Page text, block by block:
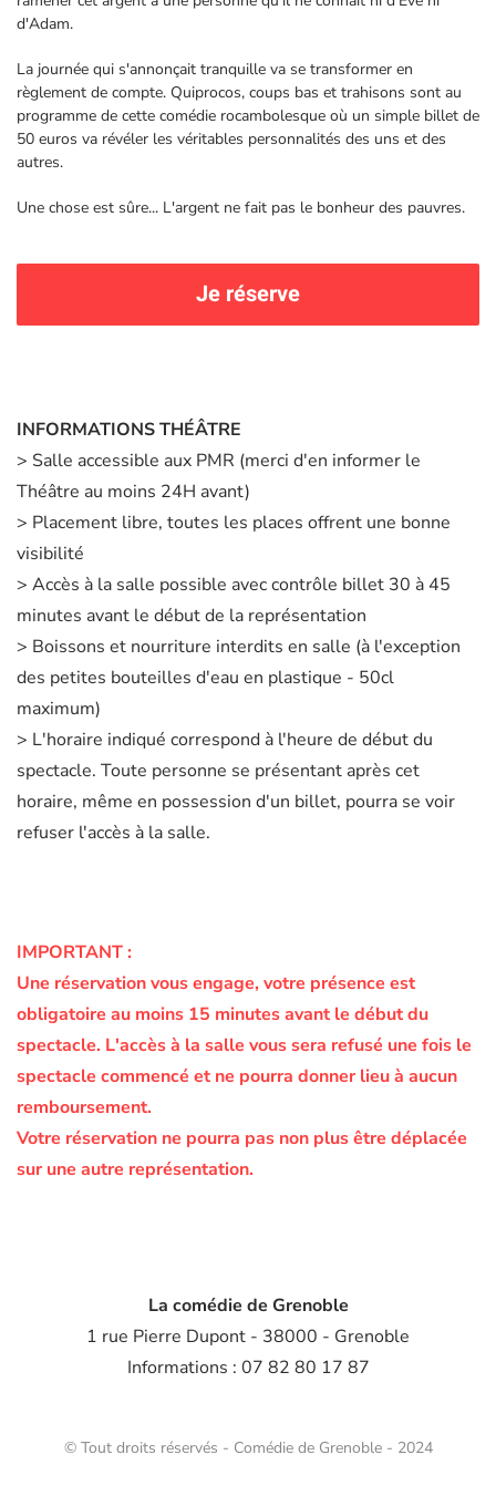
d'Adam.
La journée qui s'annonçait tranquille va se transformer en
règlement de compte. Quiprocos, coups bas et trahisons sont au
programme de cette comédie rocambolesque où un simple billet de
50 euros va révéler les véritables personnalités des uns et des
autres.
Une chose est sûre... L'argent ne fait pas le bonheur des pauvres.
Je réserve
INFORMATIONS THÉÂTRE
> Salle accessible aux PMR (merci d'en informer le
Théâtre au moins 24H avant)
> Placement libre, toutes les places offrent une bonne
visibilité
> Accès à la salle possible avec contrôle billet 30 à 45
minutes avant le début de la représentation
> Boissons et nourriture interdits en salle (à l'exception
des petites bouteilles d'eau en plastique - 50cl
maximum)
> L'horaire indiqué correspond à l'heure de début du
spectacle. Toute personne se présentant après cet
horaire, même en possession d'un billet, pourra se voir
refuser l'accès à la salle.
IMPORTANT :
Une réservation vous engage, votre présence est
obligatoire au moins 15 minutes avant le début du
spectacle. L'accès à la salle vous sera refusé une fois le
spectacle commencé et ne pourra donner lieu à aucun
remboursement.
Votre réservation ne pourra pas non plus être déplacée
sur une autre représentation.
La comédie de Grenoble
1 rue Pierre Dupont - 38000 - Grenoble
Informations : 07 82 80 17 87
© Tout droits réservés - Comédie de Grenoble - 2024